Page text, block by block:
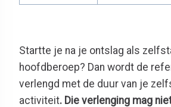
Startte je na je ontslag als
hoofdberoep? Dan wordt de
verlengd met de duur van je
activiteit. Die verlenging mag